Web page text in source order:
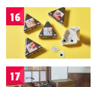
16
17